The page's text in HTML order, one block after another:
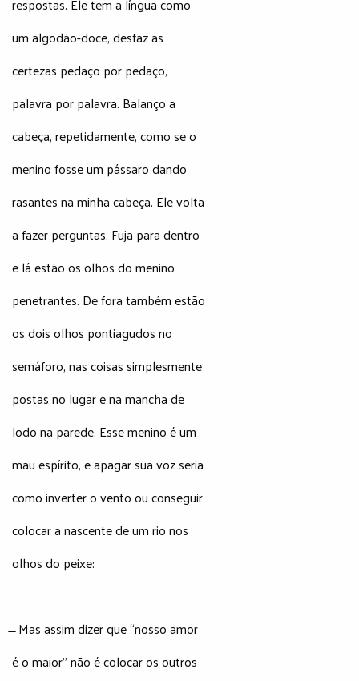
um algodão-doce, desfaz as
certezas pedaço por pedaço,
palavra por palavra. Balanço a
cabeça, repetidamente, como se o
menino fosse um pássaro dando
rasantes na minha cabeça. Ele volta
a fazer perguntas. Fuja para dentro
e lá estão os olhos do menino
penetrantes. De fora também estão
os dois olhos pontiagudos no
semáforo, nas coisas simplesmente
postas no lugar e na mancha de
lodo na parede. Esse menino é um
mau espírito, e apagar sua voz seria
como inverter o vento ou conseguir
colocar a nascente de um rio nos
olhos do peixe:
̶ Mas assim dizer que “nosso amor
é o maior” não é colocar os outros